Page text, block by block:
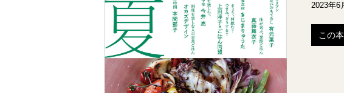
2023年6
この